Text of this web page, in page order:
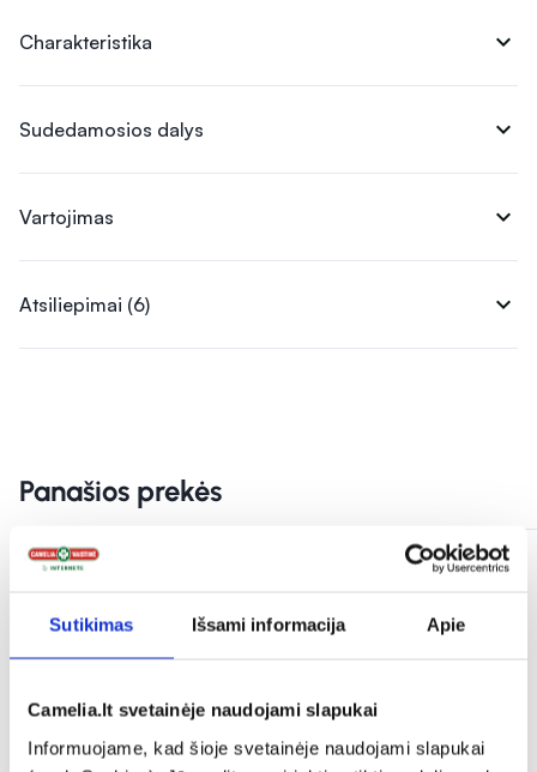
Sutikimas Išsami informacija Apie
Camelia.lt svetainėje naudojami slapukai
Informuojame, kad šioje svetainėje naudojami slapukai
Charakteristika expand_more
Sudedamosios dalys expand_more
Vartojimas expand_more
Atsiliepimai (6) expand_more
Panašios prekės